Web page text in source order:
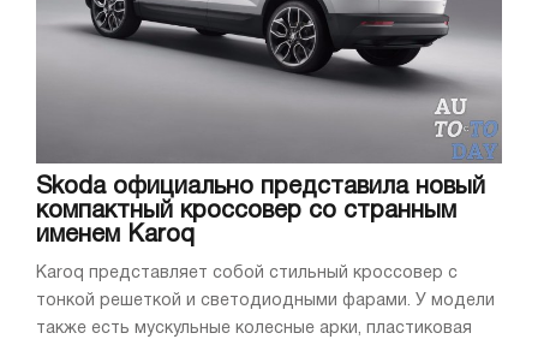
Skoda официально представила новый
компактный кроссовер со странным
именем Karoq
Karoq представляет собой стильный кроссовер с
тонкой решеткой и светодиодными фарами. У модели
также есть мускульные колесные арки, пластиковая